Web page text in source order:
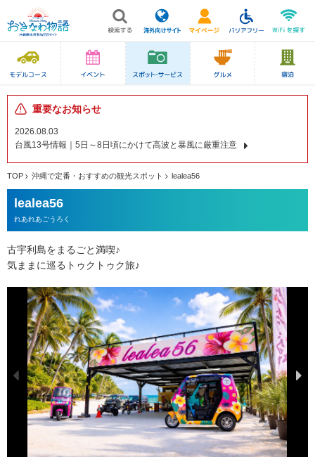
重要なお知らせ
2026.08.03
台風13号情報｜5日～8日頃にかけて高波と暴風に厳重注意
TOP 沖縄で定番・おすすめの観光スポット lealea56
lealea56
れあれあごうろく
古宇利島をまるごと満喫♪
気ままに巡るトゥクトゥク旅♪